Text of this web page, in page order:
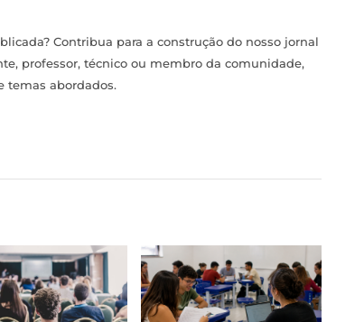
Contribua para a construção do nosso jornal
professor, técnico ou membro da comunidade,
temas abordados.